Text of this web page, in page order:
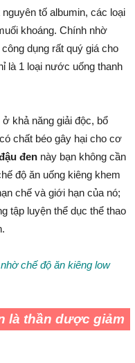
tố albumin, các loại
khoáng. Chính nhờ
dụng rất quý giá cho
là 1 loại nước uống thanh
khả năng giải độc, bổ
chất béo gây hại cho cơ
đen này bạn không cần
độ ăn uống kiêng khem
chế và giới hạn của nó;
tập luyện thể dục thể thao
chế độ ăn kiêng low
là thần dược giảm